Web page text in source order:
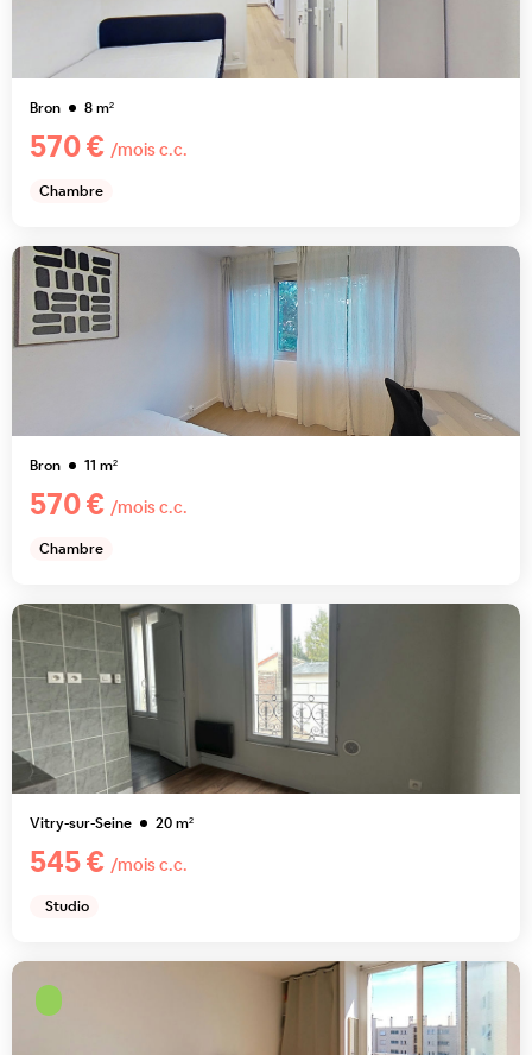
Bron 8m²
570 € /mois c.c.
Chambre
Bron 11 m²
570 € /mois c.c.
Chambre
Vitry-sur-Seine 20m²
545 € /mois c.c.
Studio